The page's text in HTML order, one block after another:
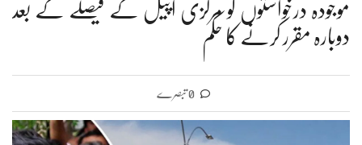
موجودہ درخواستوں کو مرکزی اپیل کے فیصلے کے بعد
دوبارہ مقرر کرنے کا حکم
0 تبصرے